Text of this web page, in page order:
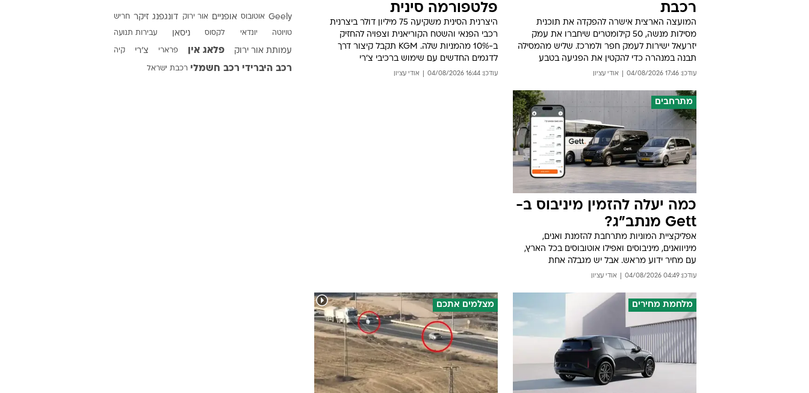
רכבת
המועצה הארצית אישרה להפקדה את תוכנית
מסילות מנשה, 50 קילומטרים שיחברו את עמק
יזרעאל ישירות לעמק חפר ולמרכז. שליש מהמסילה
תבנה במנהרה כדי להקטין את הפגיעה בטבע
עודכן: 17:46 04/08/2026 אודי עציון
פלטפורמה סינית
היצרנית הסינית משקיעה 75 מיליון דולר ביצרנית
רכבי הפנאי והשטח הקוריאנית וצפויה להחזיק
ב-10% מהמניות שלה. KGM תקבל קיצור דרך
לדגמים החדשים עם שימוש ברכיבי צ'רי
עודכן: 16:44 04/08/2026 אודי עציון
מתרחבים
כמה יעלה להזמין מיניבוס ב-
Gett מנתב"ג?
אפליקציית המוניות מתרחבת להזמנת ואנים,
מיניוואנים, מיניבוסים ואפילו אוטובוסים בכל הארץ,
עם מחיר ידוע מראש. אבל יש מגבלה אחת
עודכן: 04:49 04/08/2026 אודי עציון
מלחמת מחירים מצלמים אתכם
Geely אוטובוס אופניים אור ירוק דונגפנג זיקר חריש
טויוטה יונדאי לקסוס ניסאן עבירות תנועה
עמותת אור ירוק פלאג אין פרארי צ'רי קיה
רכב היברידי רכב חשמלי רכבת ישראל